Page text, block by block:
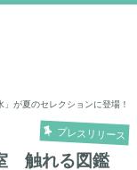
が夏のセレクションに登場！
プレスリリース
触れる図鑑